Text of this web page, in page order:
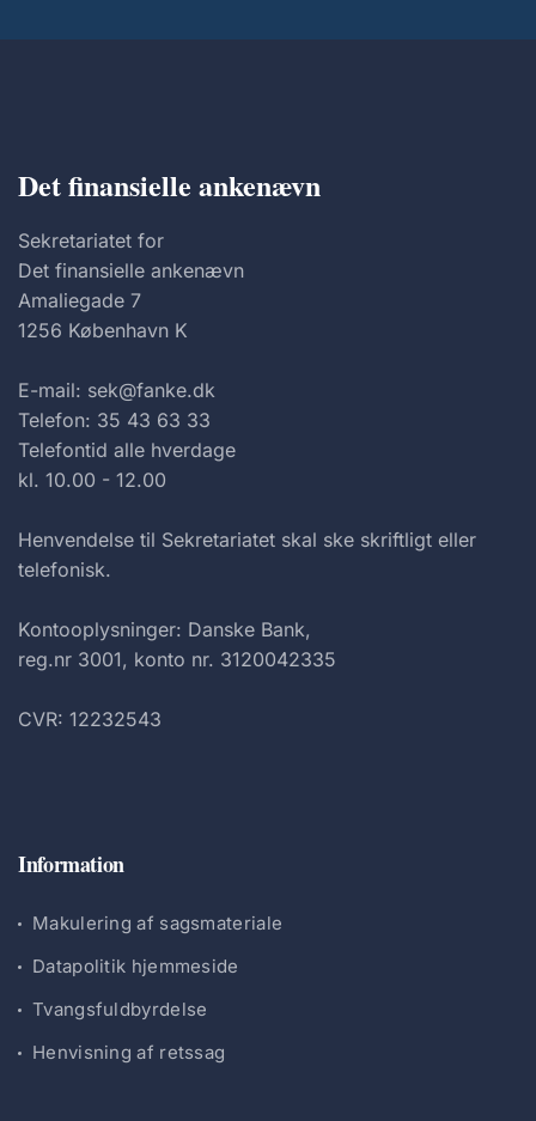
Det finansielle ankenævn
Sekretariatet for
Det finansielle ankenævn
Amaliegade 7
1256 København K
E-mail: sek@fanke.dk
Telefon: 35 43 63 33
Telefontid alle hverdage
kl. 10.00 - 12.00
Henvendelse til Sekretariatet skal ske skriftligt eller
telefonisk.
Kontooplysninger: Danske Bank,
reg.nr 3001, konto nr. 3120042335
CVR: 12232543
Information
Makulering af sagsmateriale
Datapolitik hjemmeside
Tvangsfuldbyrdelse
Henvisning af retssag